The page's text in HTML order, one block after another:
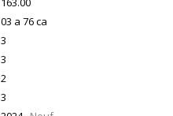
03 a 76 ca
3
3
2
3